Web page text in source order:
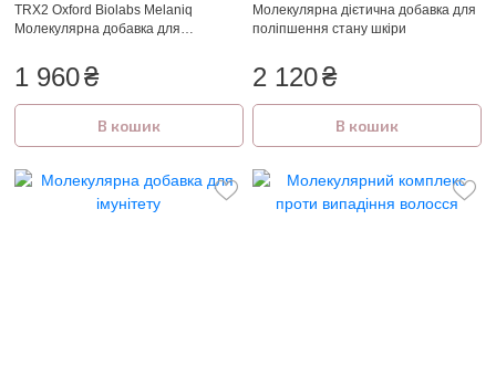
TRX2 Oxford Biolabs Melaniq
Молекулярна добавка для
волосся
1 960₴
В кошик
Молекулярна дієтична добавка для
поліпшення стану шкіри
2 120₴
В кошик